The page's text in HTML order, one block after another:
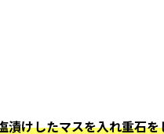
漬けしたマスを入れ重石